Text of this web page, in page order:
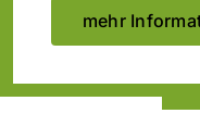
mehr